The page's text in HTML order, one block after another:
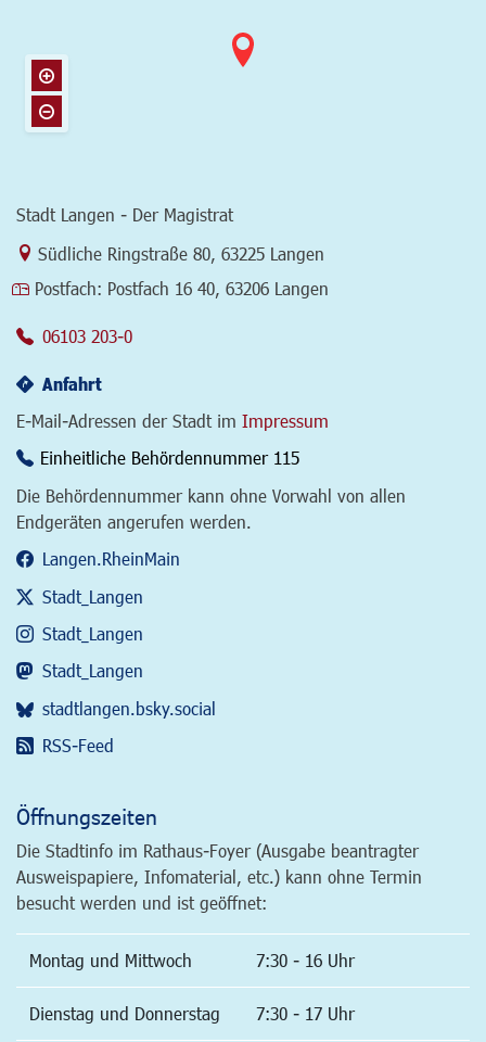
Stadt Langen - Der Magistrat
Link zur Google-Maps Navigation
Südliche Ringstraße 80 63225 Langen
Postfach: Postfach 16 40, 63206 Langen
06103 203-0
Anfahrt
E-Mail-Adressen der Stadt im Impressum
Einheitliche Behördennummer 115
Die Behördennummer kann ohne Vorwahl von allen
Endgeräten angerufen werden.
Langen.RheinMain
Stadt_Langen
Stadt_Langen
Stadt_Langen
stadtlangen.bsky.social
RSS-Feed
Öffnungszeiten
Die Stadtinfo im Rathaus-Foyer (Ausgabe beantragter
Ausweispapiere, Infomaterial, etc.) kann ohne Termin
besucht werden und ist geöffnet:
Montag und Mittwoch 7:30 - 16 Uhr
Dienstag und Donnerstag 7:30 - 17 Uhr